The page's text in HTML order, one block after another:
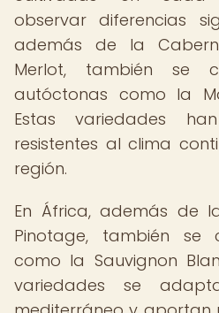
observar diferencias
además de la
Merlot, también se
autóctonas como la
Estas variedades
resistentes al clima
región.
En África, además de
Pinotage, también se
como la Sauvignon
variedades se